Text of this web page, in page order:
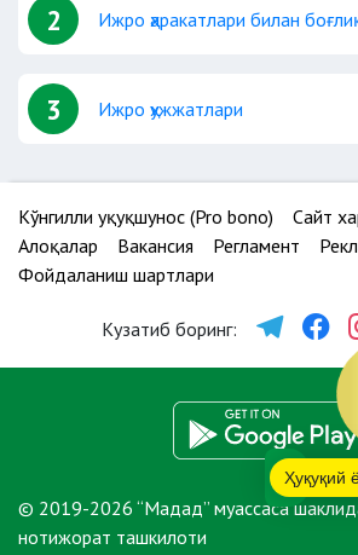
2 Ижро ҳаракатлари билан
3 Ижро ҳужжатлари
Кўнгилли ҳуқуқшунос (Pro bono)
Сайт
Алоқалар
Вакансия Регламент
Фойдаланиш шартлари
Кузатиб боринг:
© 2019-2026 “Мадад” муассаса
нотижорат ташкилоти
Ҳуқуқий